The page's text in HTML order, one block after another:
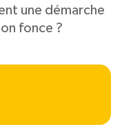
une démarche
fonce ?